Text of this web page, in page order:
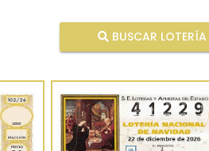
BUSCAR LOTERÍA